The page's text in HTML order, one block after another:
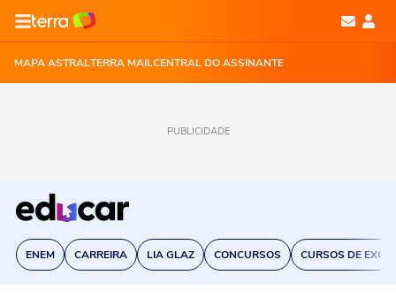
MAPA ASTRALTERRA MAILCENTRAL DO ASSINANTE
PUBLICIDADE
ENEM CARREIRA LIA GLAZ CONCURSOS CURSOS DE EXCEL